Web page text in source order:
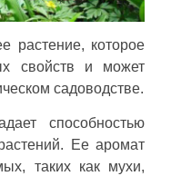
растение, которое
свойств и может
садоводстве.
способностью
Ее аромат
таких как мухи,